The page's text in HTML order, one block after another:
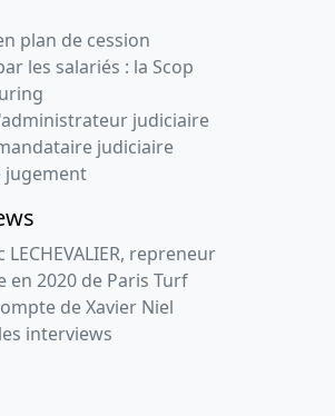
plan de cession
les salariés : la Scop
judiciaire
judiciaire
jugement
LECHEVALIER, repreneur
en 2020 de Paris Turf
de Xavier Niel
interviews